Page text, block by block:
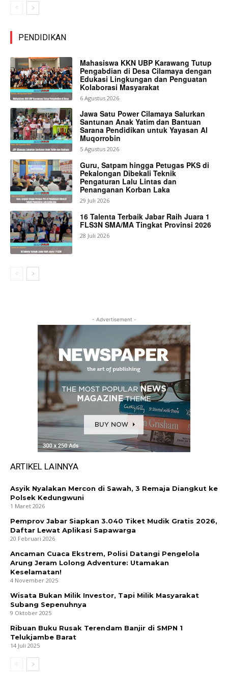
PENDIDIKAN
Mahasiswa KKN UBP Karawang Tutup
Pengabdian di Desa Cilamaya dengan
Edukasi Lingkungan dan Penguatan
Kolaborasi Masyarakat
6 Agustus 2026
Jawa Satu Power Cilamaya Salurkan
Santunan Anak Yatim dan Bantuan
Sarana Pendidikan untuk Yayasan Al
Muqorrobin
5 Agustus 2026
Guru, Satpam hingga Petugas PKS di
Pekalongan Dibekali Teknik
Pengaturan Lalu Lintas dan
Penanganan Korban Laka
29 Juli 2026
16 Talenta Terbaik Jabar Raih Juara 1
FLS3N SMA/MA Tingkat Provinsi 2026
28 Juli 2026
- Advertisement -
ARTIKEL LAINNYA
Asyik Nyalakan Mercon di Sawah, 3 Remaja Diangkut ke
Polsek Kedungwuni
1 Maret 2026
Pemprov Jabar Siapkan 3.040 Tiket Mudik Gratis 2026,
Daftar Lewat Aplikasi Sapawarga
20 Februari 2026
Ancaman Cuaca Ekstrem, Polisi Datangi Pengelola
Arung Jeram Lolong Adventure: Utamakan
Keselamatan!
4 November 2025
Wisata Bukan Milik Investor, Tapi Milik Masyarakat
Subang Sepenuhnya
9 Oktober 2025
Ribuan Buku Rusak Terendam Banjir di SMPN 1
Telukjambe Barat
14 Juli 2025